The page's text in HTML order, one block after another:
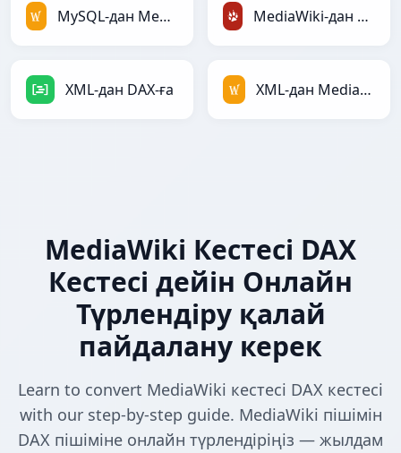
MySQL-дан MediaWiki-ға MediaWiki-дан TracWiki-ға
XML-дан DAX-ға XML-дан MediaWiki-ға
MediaWiki Кестесі DAX
Кестесі дейін Онлайн
Түрлендіру қалай
пайдалану керек
Learn to convert MediaWiki кестесі DAX кестесі
with our step-by-step guide. MediaWiki пішімін
DAX пішіміне онлайн түрлендіріңіз — жылдам